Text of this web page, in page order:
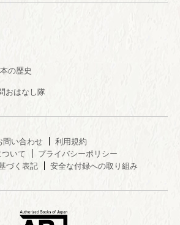
の歴史
おはなし隊
問い合わせ
利用規約
いて
プライバシーポリシー
づく表記
安全な付録への取り組み